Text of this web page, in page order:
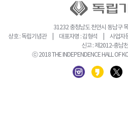
31232 충청남도 천안시 동남구
상호 : 독립기념관 | 대표자명 : 김형석 | 사업자
신고 : 제2012-충남
ⓒ 2018 THE INDEPENDENCE HALL OF